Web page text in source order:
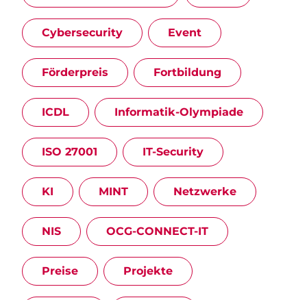
Cybersecurity Event
Förderpreis Fortbildung
ICDL Informatik-Olympiade
ISO 27001 IT-Security
KI MINT Netzwerke
NIS OCG-CONNECT-IT
Preise Projekte